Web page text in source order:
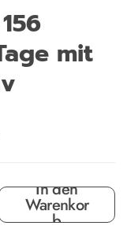
mit
In den
Warenkor
b